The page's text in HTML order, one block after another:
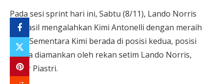
Pada sesi sprint hari ini, Sabtu (8/11), Lando Norris
berhasil mengalahkan Kimi Antonelli dengan meraih
pole. Sementara Kimi berada di posisi kedua, posisi
ketiga diamankan oleh rekan setim Lando Norris,
Oscar Piastri.